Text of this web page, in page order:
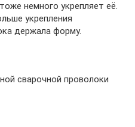
немного укрепляет её.
укрепления
держала форму.
сварочной проволоки